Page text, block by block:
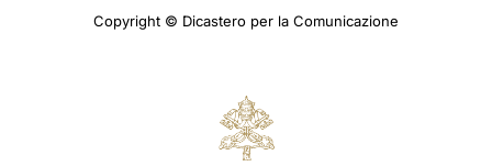
Copyright © Dicastero per la Comunicazione